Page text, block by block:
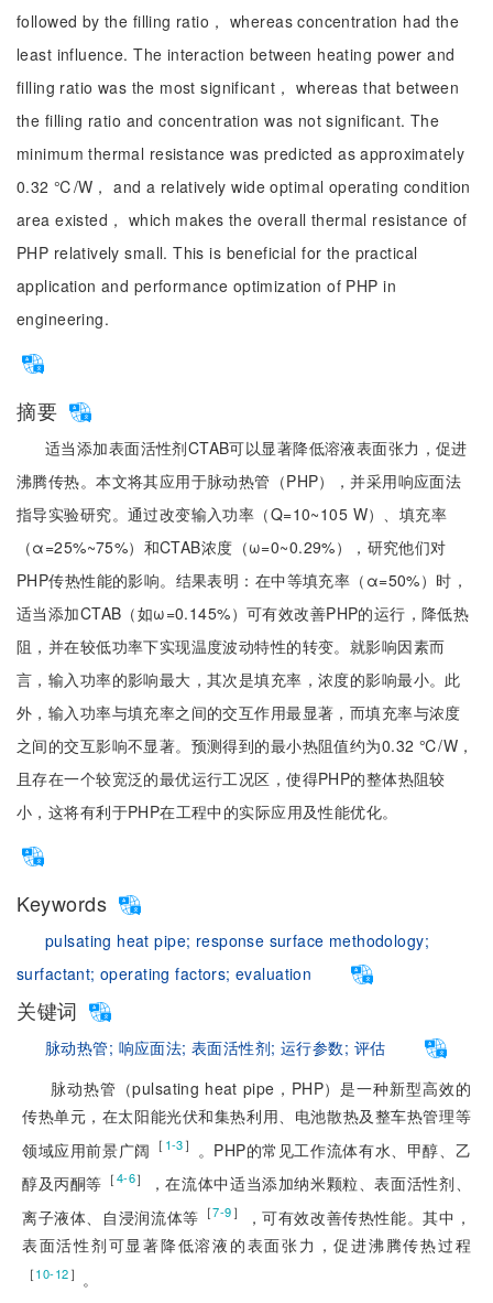
followed by the filling ratio， whereas concentration had the
least influence. The interaction between heating power and
filling ratio was the most significant， whereas that between
the filling ratio and concentration was not significant. The
minimum thermal resistance was predicted as approximately
0.32 ℃/W， and a relatively wide optimal operating condition
area existed， which makes the overall thermal resistance of
PHP relatively small. This is beneficial for the practical
application and performance optimization of PHP in
engineering.
摘要
适当添加表面活性剂CTAB可以显著降低溶液表面张力，促进
沸腾传热。本文将其应用于脉动热管（PHP），并采用响应面法
指导实验研究。通过改变输入功率（Q=10~105 W）、填充率
（α=25%~75%）和CTAB浓度（ω=0~0.29%），研究他们对
PHP传热性能的影响。结果表明：在中等填充率（α=50%）时，
适当添加CTAB（如ω=0.145%）可有效改善PHP的运行，降低热
阻，并在较低功率下实现温度波动特性的转变。就影响因素而
言，输入功率的影响最大，其次是填充率，浓度的影响最小。此
外，输入功率与填充率之间的交互作用最显著，而填充率与浓度
之间的交互影响不显著。预测得到的最小热阻值约为0.32 ℃/W，
且存在一个较宽泛的最优运行工况区，使得PHP的整体热阻较
小，这将有利于PHP在工程中的实际应用及性能优化。
Keywords
pulsating heat pipe; response surface methodology;
surfactant;operating factors;evaluation
关键词
脉动热管; 响应面法;表面活性剂;运行参数; 评估
脉动热管（pulsating heat pipe，PHP）是一种新型高效的
传热单元，在太阳能光伏和集热利用、电池散热及整车热管理等
领域应用前景广阔 ［ 1-3］
。PHP的常见工作流体有水、甲醇、乙
醇及丙酮等 ［4-6］
，在流体中适当添加纳米颗粒、表面活性剂、
离子液体、自浸润流体等 ［7-9］
，可有效改善传热性能。其中，
表面活性剂可显著降低溶液的表面张力，促进沸腾传热过程
［10-12］ 。